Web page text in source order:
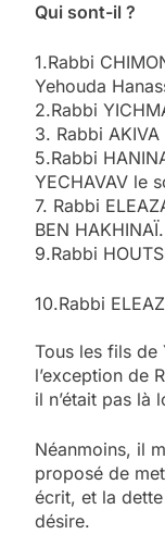
Qui sont-il ?
1.Rabbi
Yehouda
2.Rabbi
3. Rabbi AKIVA
5.Rabbi
YECHAVAV le
7. Rabbi
BEN HAKHINAÏ.
9.Rabbi
10.Rabbi
Tous les fils de
l’exception de
il n’était pas là
Néanmoins, il
proposé de
écrit, et la
désire.